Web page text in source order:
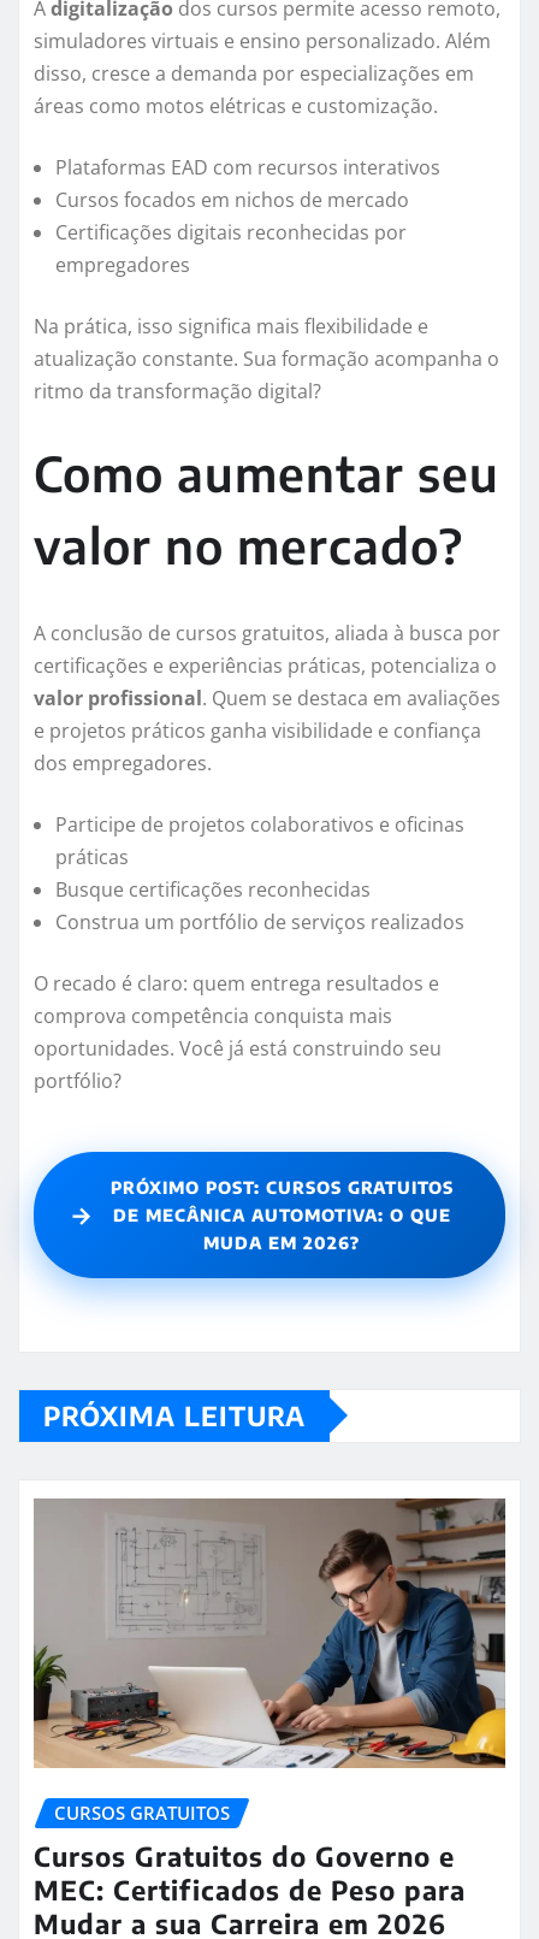
Adigitalização dos cursos permite acesso remoto,
simuladores virtuais e ensino personalizado. Além
disso, cresce a demanda por especializações em
áreas como motos elétricas e customização.
Plataformas EAD com recursos interativos
Cursos focados em nichos de mercado
Certificações digitais reconhecidas por
empregadores
Na prática, isso significa mais flexibilidade e
atualização constante. Sua formação acompanha o
ritmo da transformação digital?
Como aumentar seu
valor no mercado?
A conclusão de cursos gratuitos, aliada à busca por
certificações e experiências práticas, potencializa o
valor profissional. Quem se destaca em avaliações
e projetos práticos ganha visibilidade e confiança
dos empregadores.
Participe de projetos colaborativos e oficinas
práticas
Busque certificações reconhecidas
Construa um portfólio de serviços realizados
O recado é claro: quem entrega resultados e
comprova competência conquista mais
oportunidades. Você já está construindo seu
portfólio?
→
PRÓXIMO POST: CURSOS GRATUITOS
DE MECÂNICA AUTOMOTIVA: O QUE
MUDA EM 2026?
PRÓXIMA LEITURA
CURSOS GRATUITOS
Cursos Gratuitos do Governo e
MEC: Certificados de Peso para
Mudar a sua Carreira em 2026